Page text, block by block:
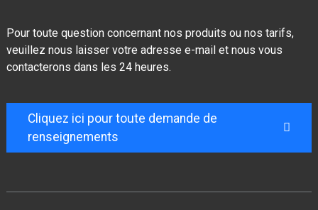
Pour toute question concernant nos produits ou nos tarifs,
veuillez nous laisser votre adresse e-mail et nous vous
contacterons dans les 24 heures.
Cliquez ici pour toute demande de
renseignements